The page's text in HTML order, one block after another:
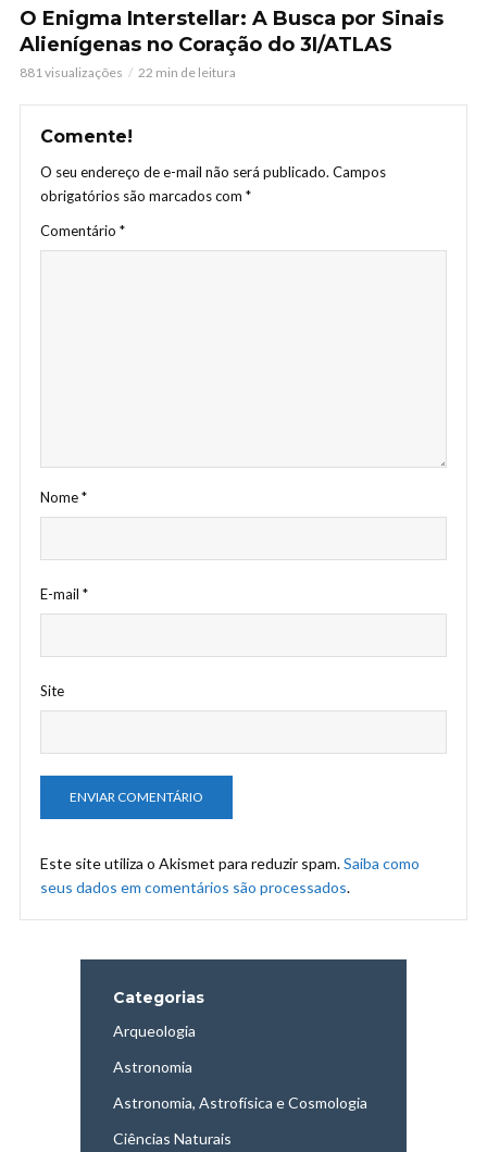
O Enigma Interstellar: A Busca por Sinais
Alienígenas no Coração do 3I/ATLAS
881 visualizações 22 min de leitura
Comente!
O seu endereço de e-mail não será publicado. Campos
obrigatórios são marcados com *
Comentário *
Nome*
E-mail *
Site
Este site utiliza o Akismet para reduzir spam.Saiba como
seus dados em comentários são processados.
Categorias
Arqueologia
Astronomia
Astronomia, Astrofísica e Cosmologia
Ciências Naturais